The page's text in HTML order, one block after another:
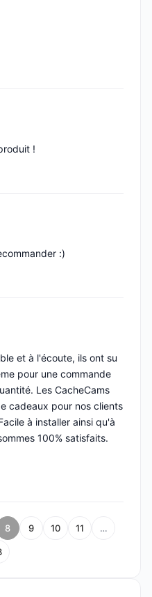
!
:)
et à l'écoute, ils ont su
pour une commande
Les CacheCams
cadeaux pour nos clients
à installer ainsi qu'à
100% satisfaits.
8 9 10 11 …